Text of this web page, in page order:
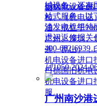
넶597 2024-
旧机电设备进
检、（机电证
通，成立于
广州、深圳、
连、昆山），
机电设备进口
口德国旧机电
机电设备进口
服。
械设备，还有
站式服务。以
油发电机组特
退运返修报关
400-662-6939
넶1050 2024-
广州南沙港